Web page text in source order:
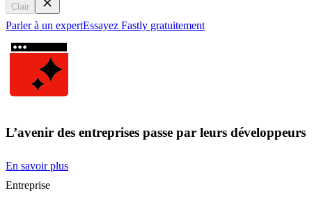
Clair
Parler à un expertEssayez Fastly gratuitement
L’avenir des entreprises passe par leurs développeurs
En savoir plus
Entreprise